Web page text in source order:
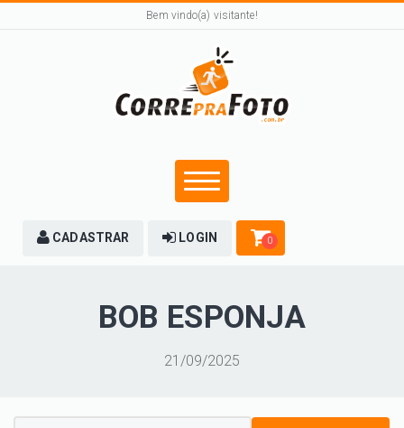
Bem vindo(a) visitante!
CADASTRAR LOGIN 0
BOB ESPONJA
21/09/2025